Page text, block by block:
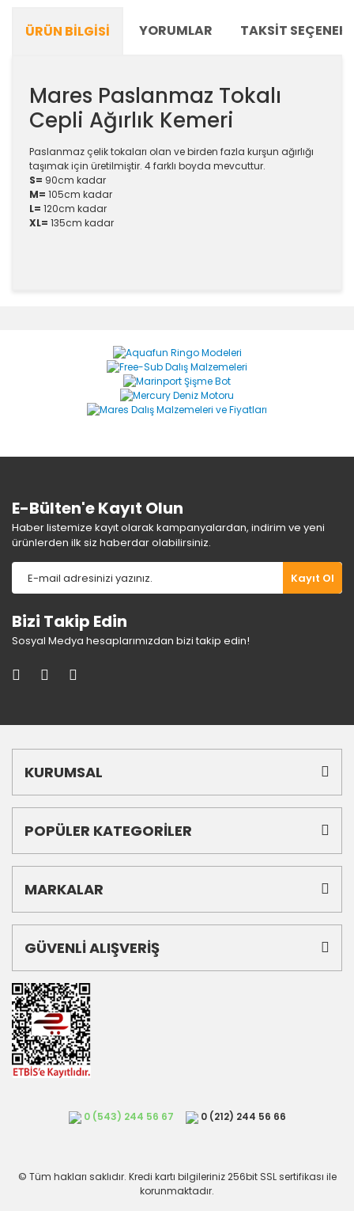
ÜRÜN BILGISI YORUMLAR TAKSIT
Mares Paslanmaz Tokalı
Cepli Ağırlık Kemeri
Paslanmaz çelik tokaları olan ve birden fazla kurşun ağırlığı
taşımak için üretilmiştir. 4 farklı boyda mevcuttur.
S= 90cm kadar
M= 105cm kadar
L= 120cm kadar
XL= 135cm kadar
Yorum Yaz
Ürün resmi kalitesiz, bozuk veya görüntülenemiyor.
Ürün açıklamasında eksik bilgiler bulunuyor.
Ürün bilgilerinde hatalar bulunuyor.
E-Bülten'e Kayıt Olun
Haber listemize kayıt olarak kampanyalardan, indirim ve yeni
ürünlerden ilk siz haberdar olabilirsiniz.
Kayıt Ol
Bizi Takip Edin
Sosyal Medya hesaplarımızdan bizi takip edin!
KURUMSAL
POPÜLER KATEGORİLER
MARKALAR
GÜVENLİ ALIŞVERİŞ
0 (543) 244 56 67 0 (212) 244 56 66
© Tüm hakları saklıdır. Kredi kartı bilgileriniz 256bit SSL sertifikası ile
korunmaktadır.